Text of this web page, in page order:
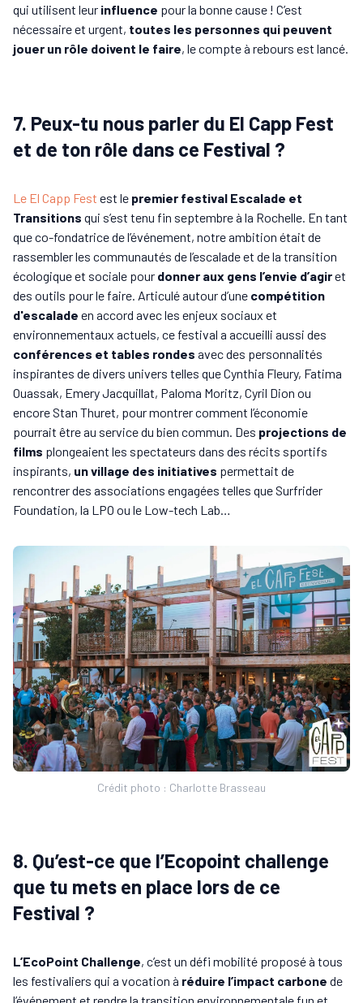
qui utilisent leur influence pour la bonne cause ! C’est
nécessaire et urgent, toutes les personnes qui peuvent
jouer un rôle doivent le faire, le compte à rebours est lancé.
7. Peux-tu nous parler du El Capp Fest
et de ton rôle dans ce Festival ?
Le El Capp Fest est le premier festival Escalade et
Transitions qui s’est tenu fin septembre à la Rochelle. En tant
que co-fondatrice de l’événement, notre ambition était de
rassembler les communautés de l’escalade et de la transition
écologique et sociale pour donner aux gens l’envie d’agiret
des outils pour le faire. Articulé autour d’une compétition
d'escalade en accord avec les enjeux sociaux et
environnementaux actuels, ce festival a accueilli aussi des
conférences et tables rondes avec des personnalités
inspirantes de divers univers telles que Cynthia Fleury, Fatima
Ouassak, Emery Jacquillat, Paloma Moritz, Cyril Dion ou
encore Stan Thuret, pour montrer comment l’économie
pourrait être au service du bien commun. Des projections de
films plongeaient les spectateurs dans des récits sportifs
inspirants, un village des initiatives permettait de
rencontrer des associations engagées telles que Surfrider
Foundation, la LPO ou le Low-tech Lab…
Crédit photo : Charlotte Brasseau
8. Qu’est-ce que l’Ecopoint challenge
que tu mets en place lors de ce
Festival ?
L’EcoPoint Challenge, c’est un défi mobilité proposé à tous
les festivaliers qui a vocation à réduire l’impact carbone de
l’événement et rendre la transition environnementale fun et